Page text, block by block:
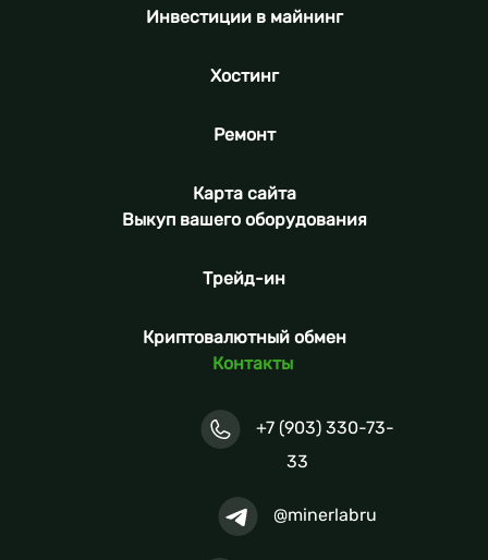
Инвестиции в майнинг
Хостинг
Ремонт
Карта сайта
Выкуп вашего оборудования
Трейд-ин
Криптовалютный обмен
Контакты
+7 (903) 330-73-
33
@minerlabru